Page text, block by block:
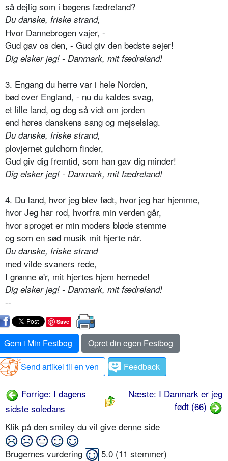
så dejlig som i bøgens fædreland?
Du danske, friske strand,
Hvor Dannebrogen vajer, -
Gud gav os den, - Gud giv den bedste sejer!
Dig elsker jeg! - Danmark, mit fædreland!
3. Engang du herre var i hele Norden,
bød over England, - nu du kaldes svag,
et lille land, og dog så vidt om jorden
end høres danskens sang og mejselslag.
Du danske, friske strand,
plovjernet guldhorn finder,
Gud giv dig fremtid, som han gav dig minder!
Dig elsker jeg! - Danmark, mit fædreland!
4. Du land, hvor jeg blev født, hvor jeg har hjemme,
hvor Jeg har rod, hvorfra min verden går,
hvor sproget er min moders bløde stemme
og som en sød musik mit hjerte når.
Du danske, friske strand
med vilde svaners rede,
I grønne ø'r, mit hjertes hjem hernede!
Dig elsker jeg! - Danmark, mit fædreland!
--
Save
Gem i Min Festbog
Opret din egen Festbog
Send artikel til en ven
Feedback
Forrige: I dagens
sidste soledans
Næste: I Danmark er jeg
født (66)
Klik på den smiley du vil give denne side
Brugernes vurdering 5.0 (11 stemmer)